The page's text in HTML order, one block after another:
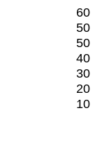
60
50
50
40
30
20
10